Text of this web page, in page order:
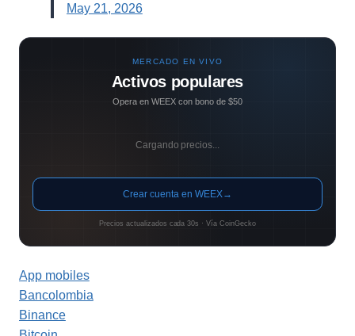
May 21, 2026
MERCADO EN VIVO
Activos populares
Opera en WEEX con bono de $50
Cargando precios...
Crear cuenta en WEEX→
Precios actualizados cada 30s · Vía CoinGecko
App mobiles
Bancolombia
Binance